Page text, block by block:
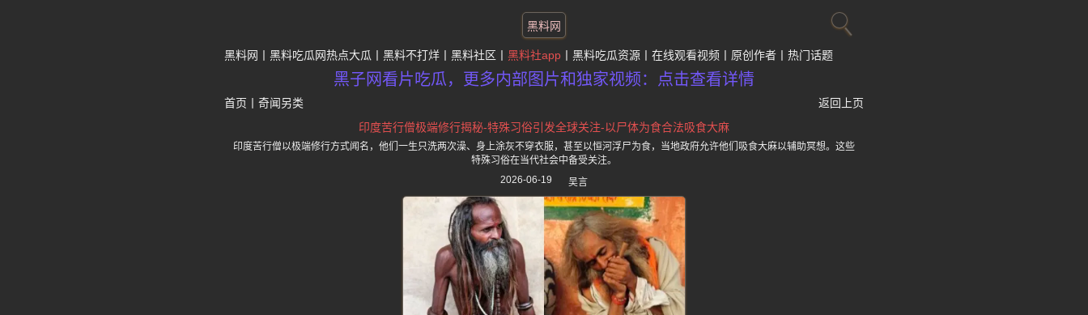
黑料网
黑料网 黑料吃瓜网热点大瓜 黑料不打烊 黑料社区 黑料社app 黑料吃瓜资源 在线观看视频 原创作者 热门话题
黑子网看片吃瓜，更多内部图片和独家视频：点击查看详情
首页 奇闻另类
返回上页
印度苦行僧极端修行揭秘-特殊习俗引发全球关注-以尸体为食合法吸食大麻
印度苦行僧以极端修行方式闻名，他们一生只洗两次澡、身上涂灰不穿衣服，甚至以恒河浮尸为食，当地政府允许他们吸食大麻以辅助冥想。这些
特殊习俗在当代社会中备受关注。
2026-06-19
吴言